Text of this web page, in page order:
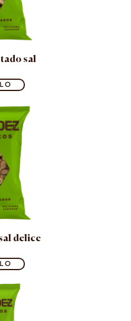
sal
delice